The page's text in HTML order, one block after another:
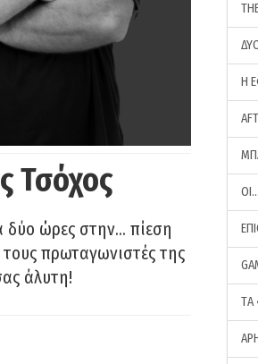
Τσόχος
δύο ώρες στην… πίεση
πρωταγωνιστές της
άλυτη!
Η
ΤA